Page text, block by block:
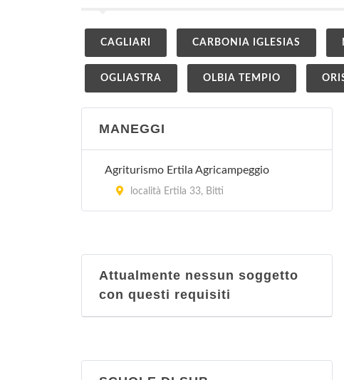
CAGLIARI CARBONIA IGLESIAS
OGLIASTRA OLBIA TEMPIO
MANEGGI
Agriturismo Ertila Agricampeggio
località Ertila 33, Bitti
Attualmente nessun soggetto
con questi requisiti